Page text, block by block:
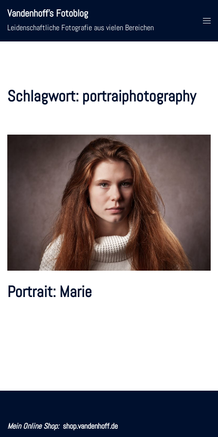
Inhalt
springen
Vandenhoff's Fotoblog
Leidenschaftliche Fotografie aus vielen Bereichen
Menü
Schlagwort: portraiphotography
Portrait: Marie
Mein Online Shop: shop.vandenhoff.de